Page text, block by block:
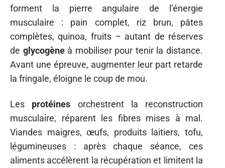
forment la pierre angulaire de l’énergie
musculaire : pain complet, riz brun, pâtes
complètes, quinoa, fruits – autant de réserves
de glycogèneà mobiliser pour tenir la distance.
Avant une épreuve, augmenter leur part retarde
la fringale, éloigne le coup de mou.
Les protéines orchestrent la reconstruction
musculaire, réparent les fibres mises à mal.
Viandes maigres, œufs, produits laitiers, tofu,
légumineuses : après chaque séance, ces
aliments accélèrent la récupération et limitent la